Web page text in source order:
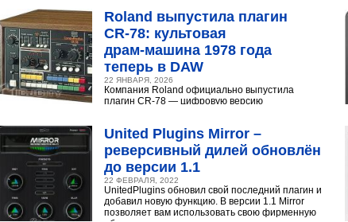
Roland выпустила плагин
CR‑78: культовая
драм‑машина 1978 года
теперь в DAW
22 ЯНВАРЯ, 2026
Компания Roland официально выпустила
плагин CR-78 — цифровую версию
United Plugins Mirror –
реверсивный дилей обновлён
до версии 1.1
22 ФЕВРАЛЯ, 2022
UnitedPlugins обновил свой последний плагин и
добавил новую функцию. В версии 1.1 Mirror
позволяет вам использовать свою фирменную